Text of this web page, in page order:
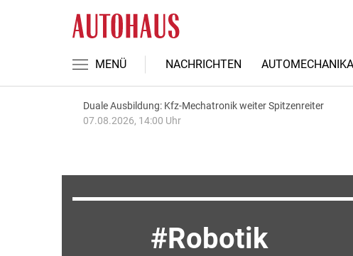
MENÜ NACHRICHTEN
Duale Ausbildung: Kfz-Mechatronik weiter Spitzenreiter
07.08.2026, 14:00 Uhr
Robotik